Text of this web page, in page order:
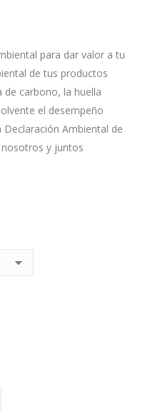
para dar valor a tu
de tus productos
carbono, la huella
el desempeño
Ambiental de
y juntos